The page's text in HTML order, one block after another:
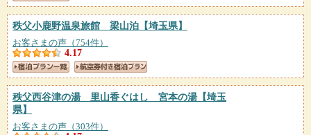
秩父小鹿野温泉旅館 梁山泊 【埼玉県】
お客さまの声（754件）
4.17
秩父西谷津の湯 里山香ぐはし 宮本の湯【埼玉
県】
お客さまの声（303件）